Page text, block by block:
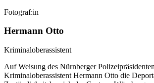
Fotograf:in
Hermann Otto
Kriminaloberassistent
Auf Weisung des Nürnberger
Kriminaloberassistent Hermann Otto die